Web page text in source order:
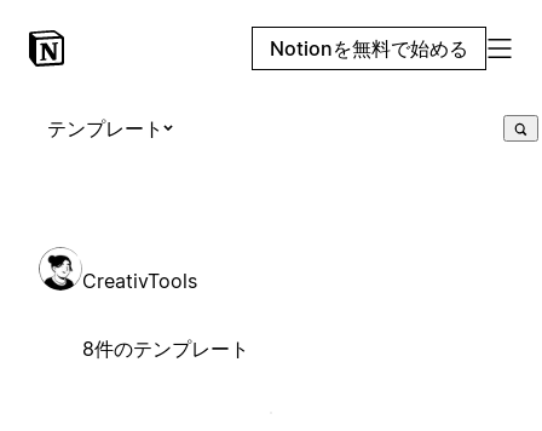
Notionを無料で始める
テンプレート
CreativTools
8件のテンプレート